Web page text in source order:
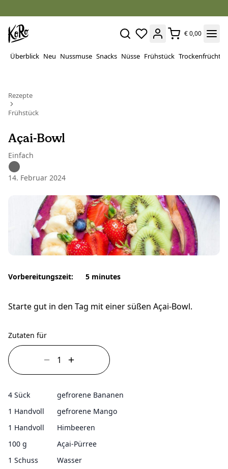
€ 0,00
Überblick Neu Nussmuse Snacks Nüsse Frühstück Trockenfrüchte
Rezepte
Frühstück
Açai-Bowl
Einfach
14. Februar 2024
Vorbereitungszeit: 5 minutes
Starte gut in den Tag mit einer süßen Açai-Bowl.
Zutaten für
4 Sück
gefrorene Bananen
1 Handvoll
gefrorene Mango
1 Handvoll
Himbeeren
100 g
Açai-Pürree
1 Schuss
Wasser